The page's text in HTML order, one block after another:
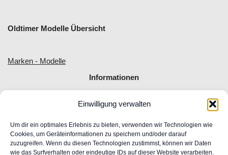
Einwilligung verwalten
Um dir ein optimales Erlebnis zu bieten, verwenden wir Technologien wie
Cookies, um Geräteinformationen zu speichern und/oder darauf
zuzugreifen. Wenn du diesen Technologien zustimmst, können wir Daten
wie das Surfverhalten oder eindeutige IDs auf dieser Website verarbeiten.
Oldtimer Modelle Übersicht
Marken - Modelle
Informationen
Allgemeine Geschäftsbedingungen
Impressum
Widerrufsrecht
Datenschutz